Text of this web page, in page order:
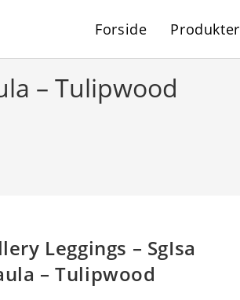
Forside Produkter
– Tulipwood
Leggings – SgIsa
– Tulipwood